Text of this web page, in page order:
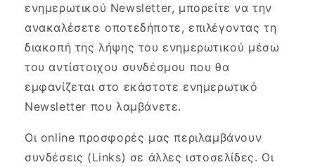
ενημερωτικού Newsletter, μπορείτε να την
ανακαλέσετε οποτεδήποτε, επιλέγοντας τη
διακοπή της λήψης του ενημερωτικού μέσω
του αντίστοιχου συνδέσμου που θα
εμφανίζεται στο εκάστοτε ενημερωτικό
Newsletter που λαμβάνετε.
Οι online προσφορές μας περιλαμβάνουν
συνδέσεις (Links) σε άλλες ιστοσελίδες. Οι